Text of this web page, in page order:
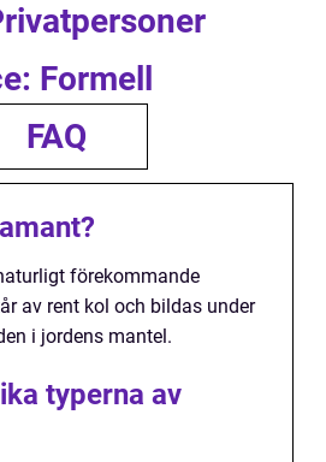
Formell
FAQ
förekommande
av rent kol och bildas under
i jordens mantel.
typerna av